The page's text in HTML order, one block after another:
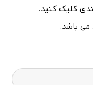
کلیک کنید.